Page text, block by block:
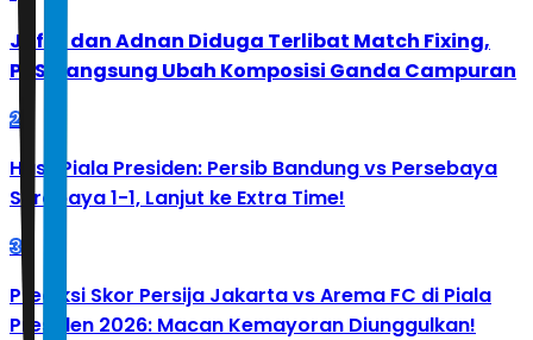
Jafar dan Adnan Diduga Terlibat Match Fixing,
PBSI Langsung Ubah Komposisi Ganda Campuran
2
Hasil Piala Presiden: Persib Bandung vs Persebaya
Surabaya 1-1, Lanjut ke Extra Time!
3
Prediksi Skor Persija Jakarta vs Arema FC di Piala
Presiden 2026: Macan Kemayoran Diunggulkan!